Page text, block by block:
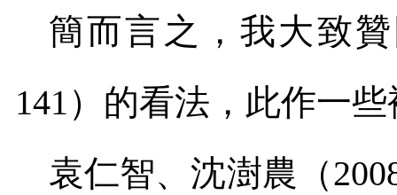
簡而言之，我大致
141）的看法，此作一
袁仁智、沈澍農（